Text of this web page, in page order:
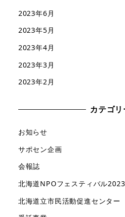
2023年6月
2023年5月
2023年4月
2023年3月
2023年2月
カテゴリ
お知らせ
サポセン企画
会報誌
北海道NPOフェスティバル2023
北海道立市民活動促進センター